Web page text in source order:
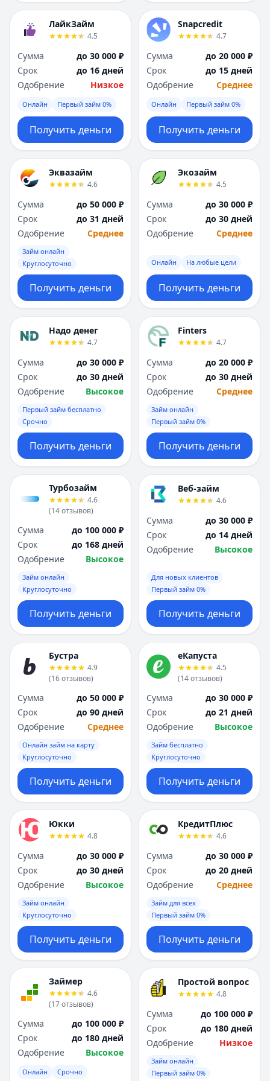
ЛайкЗайм
4.5
Сумма
до 30 000 ₽
Срок
до 16 дней
Одобрение
Низкое
Онлайн Первый займ 0%
Получить деньги
Snapcredit
4.7
Сумма
до 20 000 ₽
Срок
до 15 дней
Одобрение
Среднее
Онлайн Первый займ 0%
Получить деньги
Эквазайм
4.6
Сумма
до 50 000 ₽
Срок
до 31 дней
Одобрение
Среднее
Займ онлайн
Круглосуточно
Получить деньги
Экозайм
4.5
Сумма
до 30 000 ₽
Срок
до 30 дней
Одобрение
Среднее
Онлайн На любые цели
Получить деньги
Надо денег
4.7
Сумма
до 30 000 ₽
Срок
до 30 дней
Одобрение
Высокое
Первый займ бесплатно
Срочно
Получить деньги
Finters
4.7
Сумма
до 20 000 ₽
Срок
до 30 дней
Одобрение
Среднее
Займ онлайн
Первый займ 0%
Получить деньги
Турбозайм
4.6
(14отзывов)
Сумма
до 100 000 ₽
Срок
до 168 дней
Одобрение
Высокое
Займ онлайн
Круглосуточно
Получить деньги
Веб-займ
4.6
Сумма
до 30 000 ₽
Срок
до 14 дней
Одобрение
Высокое
Для новых клиентов
Первый займ 0%
Получить деньги
Бустра
4.9
(16отзывов)
Сумма
до 50 000 ₽
Срок
до 90 дней
Одобрение
Среднее
Онлайн займ на карту
Круглосуточно
Получить деньги
еКапуста
4.5
(14отзывов)
Сумма
до 30 000 ₽
Срок
до 21 дней
Одобрение
Высокое
Займ бесплатно
Круглосуточно
Получить деньги
Юкки
4.8
Сумма
до 30 000 ₽
Срок
до 30 дней
Одобрение
Высокое
Займ онлайн
Круглосуточно
Получить деньги
КредитПлюс
4.6
Сумма
до 30 000 ₽
Срок
до 20 дней
Одобрение
Среднее
Займ для всех
Первый займ 0%
Получить деньги
Займер
4.6
(17отзывов)
Сумма
до 100 000 ₽
Срок
до 180 дней
Одобрение
Высокое
Онлайн Срочно
Простой вопрос
4.8
Сумма
до 100 000 ₽
Срок
до 180 дней
Одобрение
Низкое
Займ онлайн
Первый займ 0%